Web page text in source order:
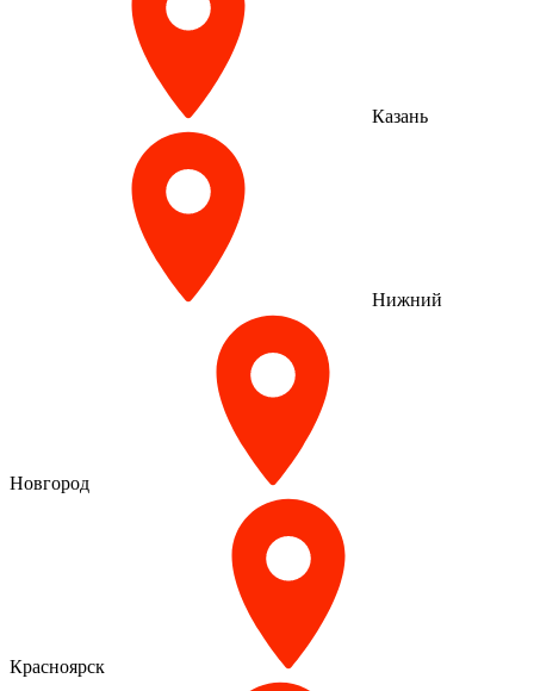
Казань
Нижний
Новгород
Красноярск